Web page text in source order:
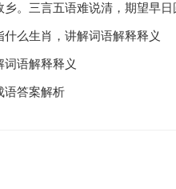
。三言五语难说清，期望早
么生肖，讲解词语解释释义
语解释释义
语答案解析